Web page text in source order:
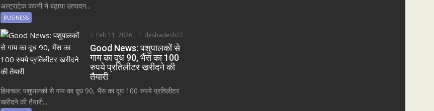
अल्ट्राटेक कंपनी ने बढ़ाया उत्पादन...
BUSINESS
Feb 11, 2026 deshadesh27
Good News: पशुपालकों से
गाय का दूध 90, भैंस का 100
रुपये प्रतिलीटर खरीदने की
तैयारी
हिमाचल: पशुपालकों से गाय का दूध 90, भैंस का दूध 100 रुपये प्रतिलीटर
खरीदने की तैयारी...